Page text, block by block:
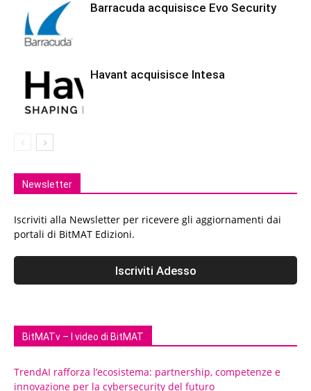
Barracuda acquisisce Evo Security
Havant acquisisce Intesa
Newsletter
Iscriviti alla Newsletter per ricevere gli aggiornamenti dai
portali di BitMAT Edizioni.
BitMATv – I video di BitMAT
TrendAI rafforza l’ecosistema: partnership, competenze e
innovazione per la cybersecurity del futuro